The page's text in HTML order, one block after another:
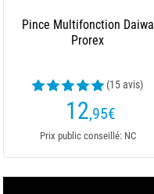
Pince Multifonction Daiwa
Prorex
(15 avis)
12,95€
Prix public conseillé: NC